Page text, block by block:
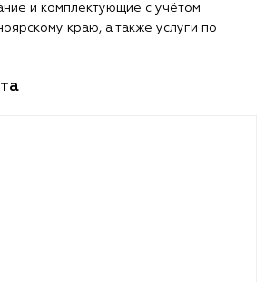
и комплектующие с учётом
краю, а также услуги по